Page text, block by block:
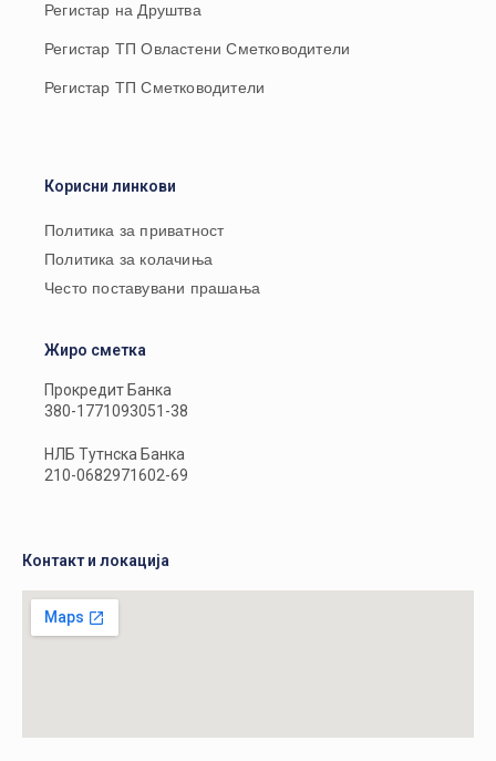
Регистар на Друштва
Регистар ТП Овластени Сметководители
Регистар ТП Сметководители
Корисни линкови
Политика за приватност
Политика за колачиња
Често поставувани прашања
Жиро сметка
Прокредит Банка
380-1771093051-38
НЛБ Тутнска Банка
210-0682971602-69
Контакт и локација